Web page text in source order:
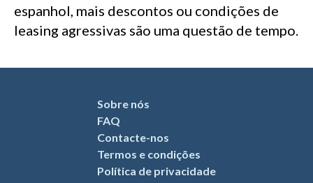
espanhol, mais descontos ou condições de
leasing agressivas são uma questão de tempo.
Sobre nós
FAQ
Contacte-nos
Termos e condições
Política de privacidade